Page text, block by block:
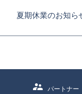
夏期休業のお知ら
supervisor_account パートナー